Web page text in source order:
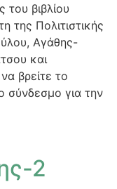
βιβλίου
της Πολιτιστικής
Αγάθης-
και
βρείτε το
σύνδεσμο για την
2